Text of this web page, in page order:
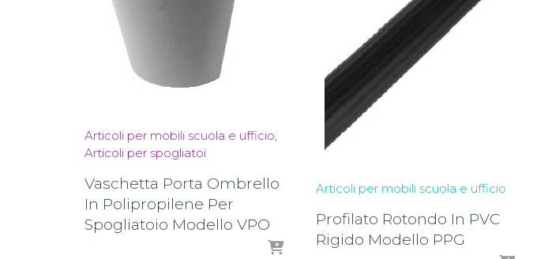
Articoli per mobili scuola e ufficio
Articoli per spogliatoi
Vaschetta Porta Ombrello
In Polipropilene Per
Spogliatoio Modello VPO
Articoli per mobili scuola e ufficio
Profilato Rotondo In PVC
Rigido Modello PPG